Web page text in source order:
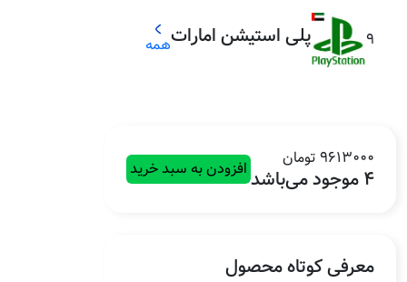
9 پلی استیشن اماراتهمه
9613000 تومان
4 موجود می‌باشد افزودن به سبد خرید
معرفی کوتاه محصول